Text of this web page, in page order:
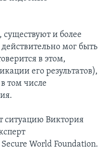
и более
мог быть
в этом,
его результатов),
том числе
ситуацию Виктория
Secure World Foundation.